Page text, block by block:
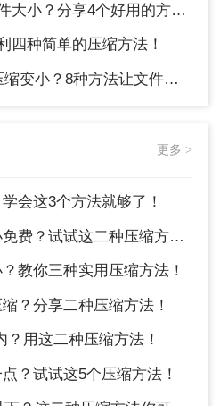
享4个好用的方法，简单又快捷！
四种简单的压缩方法！
？8种方法让文件轻松"瘦身"！
更多 >
会这3个方法就够了！
？试试这二种压缩方法！
教你三种实用压缩方法！
？分享二种压缩方法！
用这二种压缩方法！
？试试这5个压缩方法！